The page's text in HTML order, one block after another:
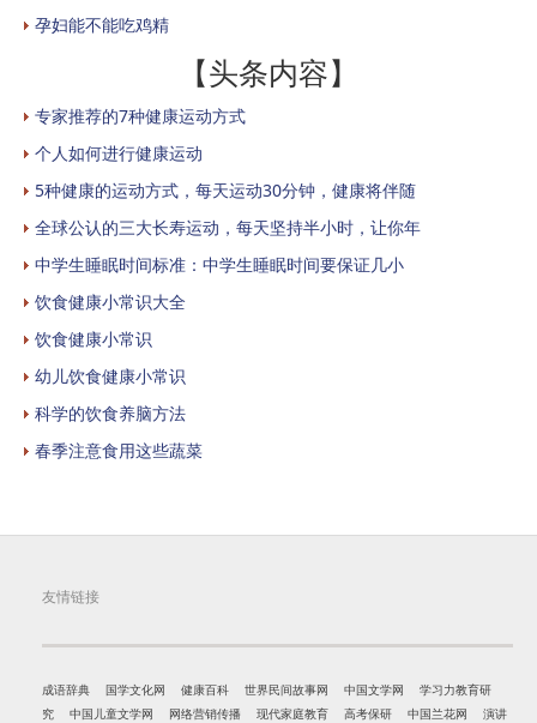
孕妇能不能吃鸡精
【头条内容】
专家推荐的7种健康运动方式
个人如何进行健康运动
5种健康的运动方式，每天运动30分钟，健康将伴随
全球公认的三大长寿运动，每天坚持半小时，让你年
中学生睡眠时间标准：中学生睡眠时间要保证几小
饮食健康小常识大全
饮食健康小常识
幼儿饮食健康小常识
科学的饮食养脑方法
春季注意食用这些蔬菜
友情链接
成语辞典 国学文化网 健康百科 世界民间故事网 中国文学网
学习力教育研
究
中国儿童文学网 网络营销传播 现代家庭教育 高考保研 中国兰花网 演讲